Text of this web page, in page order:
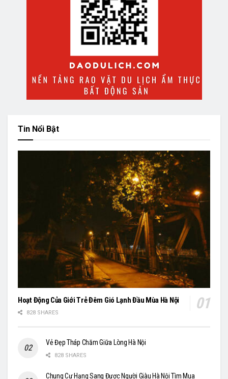
Tin Nổi Bật
Hoạt Động Của Giới Trẻ Đêm Gió Lạnh Đầu Mùa Hà Nội
828 SHARES
Vẻ Đẹp Tháp Chăm Giữa Lòng Hà Nội
828 SHARES
Chung Cư Hạng Sang Được Người Giàu Hà Nội Tìm Mua